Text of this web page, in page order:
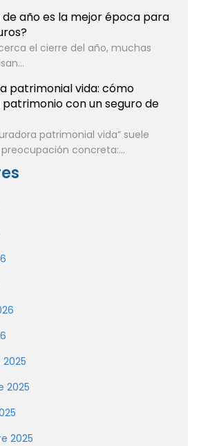
de año es la mejor época para
el cierre del año, muchas
patrimonial vida: cómo
con un seguro de
patrimonial vida” suele
concreta:...
2025
2025